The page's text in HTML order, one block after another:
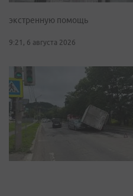
экстренную помощь
9:21, 6 августа 2026